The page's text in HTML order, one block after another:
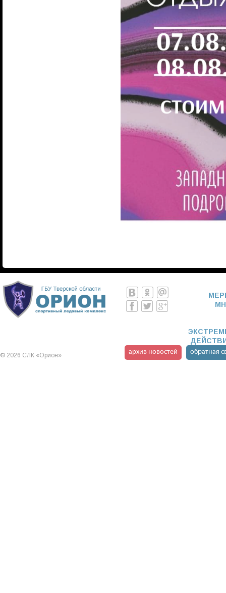
© 2026 СЛК «Орион» архив новостей обратная